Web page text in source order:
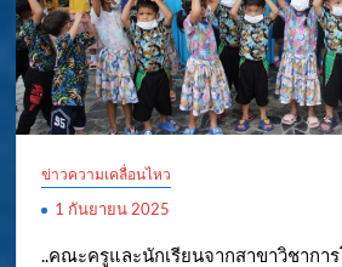
ข่าวความเคลื่อนไหว
1 กันยายน 2025
..คณะครูและนักเรียนจากสาขาวิชากา